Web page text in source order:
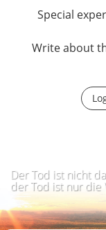
Special
Write about
Der Tod ist nicht
der Tod ist nur die